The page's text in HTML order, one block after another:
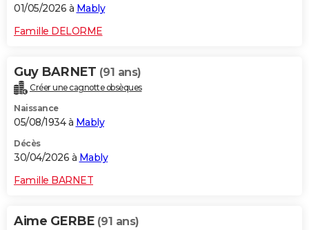
01/05/2026 à Mably
Famille DELORME
Guy BARNET (91 ans)
Créer une cagnotte obsèques
Naissance
05/08/1934 à Mably
Décès
30/04/2026 à Mably
Famille BARNET
Aime GERBE (91 ans)